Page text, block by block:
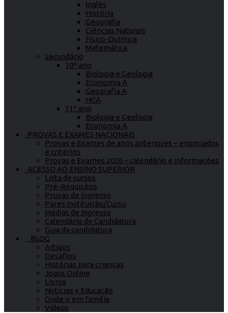
Inglês
História
Geografia
Ciências Naturais
Físico-Química
Matemática
Secundário
10º ano
Biologia e Geologia
Economia A
Geografia A
HCA
11º ano
Biologia e Geologia
Economia A
PROVAS E EXAMES NACIONAIS
Provas e Exames de anos anteriores – enunciados
e critérios
Provas e Exames 2026 – calendário e informações
ACESSO AO ENSINO SUPERIOR
Lista de cursos
Pré-Requisitos
Provas de Ingresso
Pares Instituição/Curso
Médias de Ingresso
Calendário de Candidatura
Guia da candidatura
BLOG
Artigos
Desafios
Histórias para crianças
Jogos Online
Livros
Notícias » Educação
Onde ir em família
Vídeos